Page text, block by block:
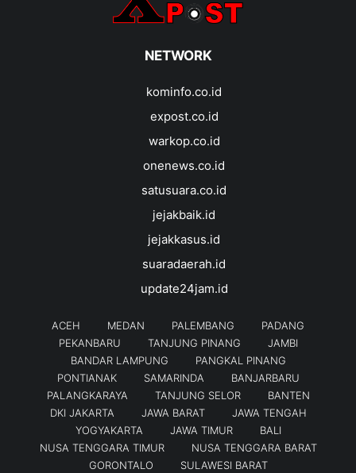
NETWORK
kominfo.co.id
expost.co.id
warkop.co.id
onenews.co.id
satusuara.co.id
jejakbaik.id
jejakkasus.id
suaradaerah.id
update24jam.id
ACEH MEDAN PALEMBANG
PADANG
PEKANBARU
TANJUNG PINANG
JAMBI
BANDAR LAMPUNG
PANGKAL PINANG
PONTIANAK
SAMARINDA
BANJARBARU
PALANGKARAYA
TANJUNG SELOR
BANTEN
DKI JAKARTA
JAWA BARAT
JAWA TENGAH
YOGYAKARTA
JAWA TIMUR
BALI
NUSA TENGGARA TIMUR
NUSA TENGGARA BARAT
GORONTALO
SULAWESI BARAT